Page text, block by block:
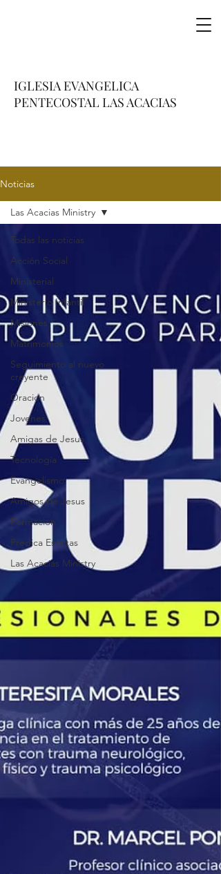
IGLESIA EVANGELICA
PENTECOSTAL LAS ACACIAS
Noticias
Todas las noticias
Acción Social
Ministerial
Ministerio Infantil
Misiones
Matrimonios
Seguimiento al nuevo
creyente
Oracion
Jovenes
Amigas de Jesus
Tecnología
Evangelismo
Amigos de Jesus
Formacion
Predica Escritas
Las Acacias Ministry
Las Acacias Ministry